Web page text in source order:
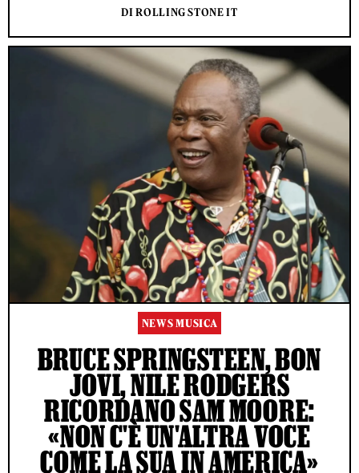
DI ROLLING STONE IT
NEWS MUSICA
BRUCE SPRINGSTEEN, BON
JOVI, NILE RODGERS
RICORDANO SAM MOORE:
«NON C'È UN'ALTRA VOCE
COME LA SUA IN AMERICA»